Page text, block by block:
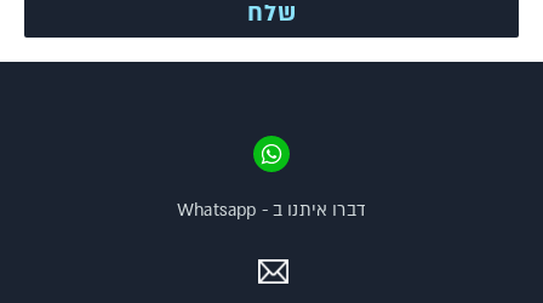
דברו איתנו ב - Whatsapp